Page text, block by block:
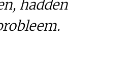
hadden